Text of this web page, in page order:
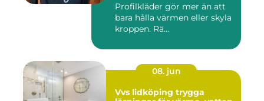
Profilkläder gör mer än att
bara hålla värmen eller skyla
kroppen. Rä...
08. jun
Vvs lidköping trygga